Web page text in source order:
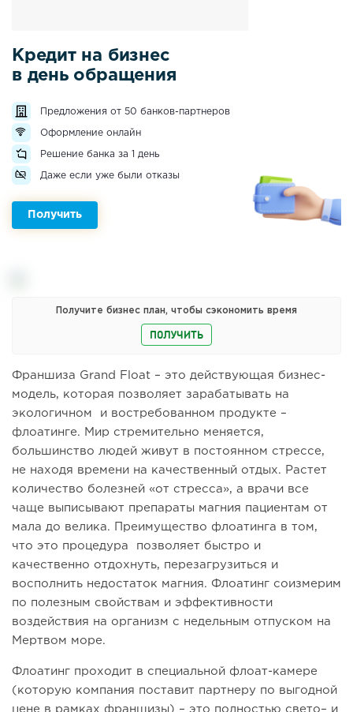
Кредит на бизнес
в день обращения
Предложения от 50 банков-партнеров
Оформление онлайн
Решение банка за 1 день
Даже если уже были отказы
Получить
Получите бизнес план, чтобы сэкономить время
ПОЛУЧИТЬ
Франшиза Grand Float – это действующая бизнес-
модель, которая позволяет зарабатывать на
экологичном и востребованном продукте –
флоатинге. Мир стремительно меняется,
большинство людей живут в постоянном стрессе,
не находя времени на качественный отдых. Растет
количество болезней «от стресса», а врачи все
чаще выписывают препараты магния пациентам от
мала до велика. Преимущество флоатинга в том,
что это процедура позволяет быстро и
качественно отдохнуть, перезагрузиться и
восполнить недостаток магния. Флоатинг соизмерим
по полезным свойствам и эффективности
воздействия на организм с недельным отпуском на
Мертвом море.
Флоатинг проходит в специальной флоат-камере
(которую компания поставит партнеру по выгодной
цене в рамках франшизы) – это полностью свето– и